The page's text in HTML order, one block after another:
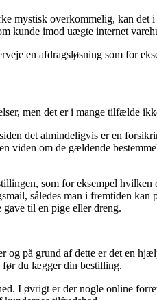
mystisk overkommelig, kan
kunde imod uægte internet
en afdragsløsning som for
men det er i mange tilfælde
det almindeligvis er en
viden om de gældende
som for eksempel
således man i fremtiden kan
til en pige eller dreng.
på grund af dette er det en
før du lægger din bestilling.
I øvrigt er der nogle online